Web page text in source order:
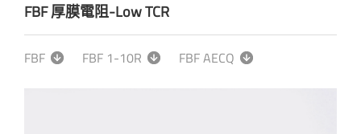
FBF 厚膜電阻-Low TCR
FBF FBF 1-10R FBF AECQ